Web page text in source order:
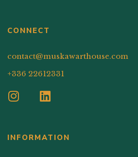
CONNECT
contact@muskawarthouse.com
+336 22612331
INFORMATION